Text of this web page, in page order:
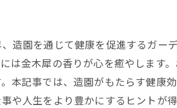
造園を通じて健康を促進するガー
は金木犀の香りが心を癒やします
本記事では、造園がもたらす健康
人生をより豊かにするヒントが得